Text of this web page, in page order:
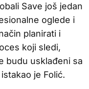
Save još jedan
oglede i
planirati i
koji sledi,
budu usklađeni sa
je Folić.